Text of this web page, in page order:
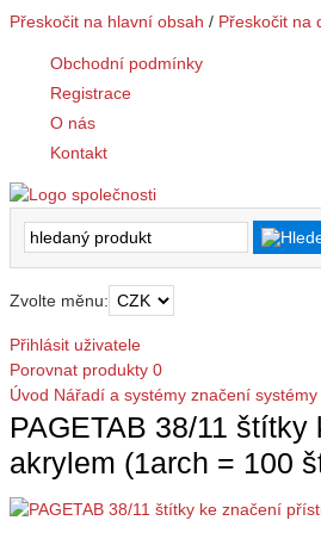
Přeskočit na hlavní obsah / Přeskočit na
Obchodní podmínky
Registrace
O nás
Kontakt
Zvolte měnu:
Přihlásit uživatele
Porovnat produkty 0
Úvod Nářadí a systémy značení
PAGETAB 38/11
akrylem (1arch = 100